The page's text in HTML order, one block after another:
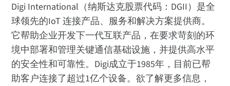
Digi International（纳斯达克股票代码：DGII）是全
球领先的IoT 连接产品、服务和解决方案提供商。
它帮助企业开发下一代互联产品，在要求苛刻的环
境中部署和管理关键通信基础设施，并提供高水平
的安全性和可靠性。Digi成立于1985年，目前已帮
助客户连接了超过1亿个设备。欲了解更多信息，